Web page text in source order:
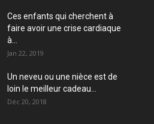
Ces enfants qui cherchent à
faire avoir une crise cardiaque
à...
Jan 22, 2019
Un neveu ou une nièce est de
loin le meilleur cadeau...
Déc 20, 2018